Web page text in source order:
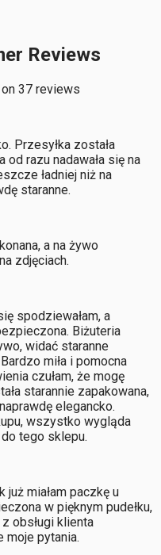
Reviews
37 reviews
Przesyłka została
razu nadawała się na
ładniej niż na
staranne.
a na żywo
zdjęciach.
spodziewałam, a
Biżuteria
widać staranne
miła i pomocna
czułam, że mogę
starannie zapakowana,
elegancko.
wszystko wygląda
tego sklepu.
już miałam paczkę u
w pięknym pudełku,
obsługi klienta
moje pytania.